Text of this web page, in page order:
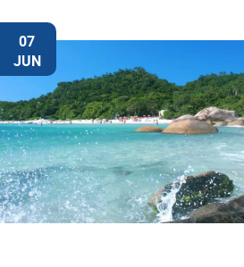
07
JUN